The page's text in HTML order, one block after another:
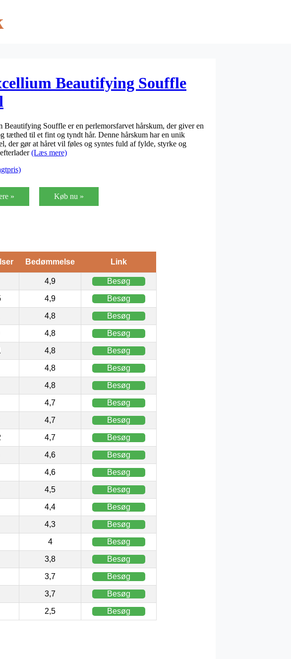
Beautifying Souffle
Beautifying Souffle er en perlemorsfarvet hårskum, der giver en
tæthed til et fint og tyndt hår. Denne hårskum har en unik
der gør at håret vil føles og syntes fuld af fylde, styrke og
(Læs mere)
» Køb nu »
Bedømmelse Link
4,9 Besøg
4,9 Besøg
4,8 Besøg
4,8 Besøg
4,8 Besøg
4,8 Besøg
4,8 Besøg
4,7 Besøg
4,7 Besøg
4,7 Besøg
4,6 Besøg
4,6 Besøg
4,5 Besøg
4,4 Besøg
4,3 Besøg
4 Besøg
3,8 Besøg
3,7 Besøg
3,7 Besøg
2,5 Besøg